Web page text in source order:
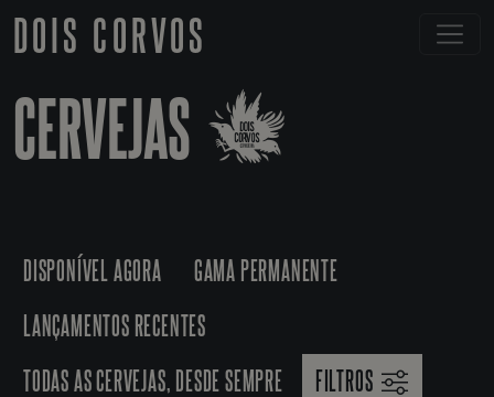
DOIS CORVOS
CERVEJAS
DISPONÍVEL AGORA
GAMA PERMANENTE
LANÇAMENTOS RECENTES
TODAS AS CERVEJAS, DESDE SEMPRE
FILTROS